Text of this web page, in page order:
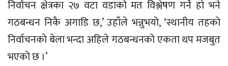
निर्वाचन क्षेत्रका २७ वटा वडाकाे मत विश्लेषण गर्ने हाे भने
गठबन्धन निकै अगाडि छ,’ उहाँले भन्नुभयाे, ‘स्थानीय तहकाे
निर्वाचनकाे बेला भन्दा अहिले गठबन्धनको एकता थप मजबुत
भएकाे छ ।’